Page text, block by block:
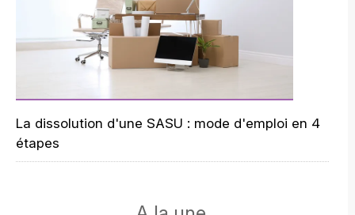
La dissolution d'une SASU : mode d'emploi en 4
étapes